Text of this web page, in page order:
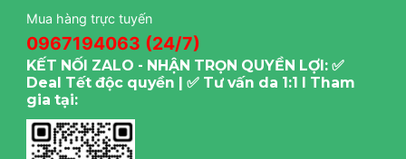
Mua hàng trực tuyến
0967194063 (24/7)
KẾT NỐI ZALO - NHẬN TRỌN QUYỀN LỢI: ✅
Deal Tết độc quyền | ✅ Tư vấn da 1:1 I Tham
gia tại: